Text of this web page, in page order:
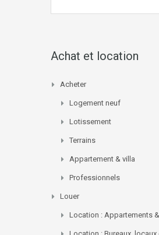
Achat et location
Acheter
Logement neuf
Lotissement
Terrains
Appartement & villa
Professionnels
Louer
Location : Appartements